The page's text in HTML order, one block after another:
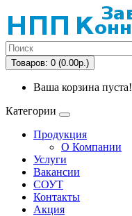
Товаров: 0 (0.00р.)
Ваша корзина пуста!
Категории
Продукция
О Компании
Услуги
Вакансии
СОУТ
Контакты
Акция